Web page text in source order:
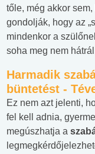
tőle, még akkor
gondolják, hogy az
mindenkor a
soha meg nem
Harmadik
büntetést -
Ez nem azt jelenti,
fel kell adnia,
megúszhatja a